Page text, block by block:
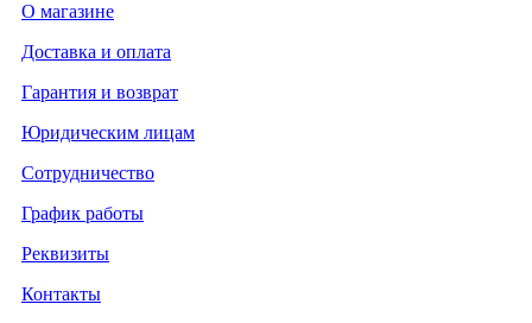
О магазине
Доставка и оплата
Гарантия и возврат
Юридическим лицам
Сотрудничество
График работы
Реквизиты
Контакты